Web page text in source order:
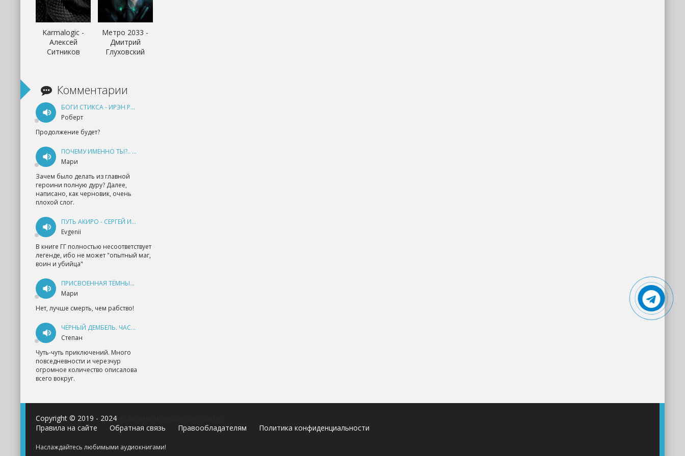
Karmalogic -
Алексей
Ситников
Метро 2033 -
Дмитрий
Глуховский
Комментарии
БОГИ СТИКСА - ИРЭН РУДКЕВИЧ
Роберт
Продолжение будет?
ПОЧЕМУ ИМЕННО ТЫ?.. КНИГА 1 - ЕКАТЕРИНА ЮДИНА
Мари
Зачем было делать из главной
героини полную дуру? Далее,
написано, как черновик, очень
плохой слог.
ПУТЬ АКИРО - СЕРГЕЙ ИЗМАЙЛОВ
Evgenii
В книге ГГ полностью несоответствует
легенде, ибо не может "опытный маг,
воин и убийца"
ПРИСВОЕННАЯ ТЁМНЫМ. ПРОКЛЯТАЯ ЛЮБОВЬ - АННА ГЕРР
Мари
Нет, лучше смерть, чем рабство!
ЧЁРНЫЙ ДЕМБЕЛЬ. ЧАСТЬ 1 - АНДРЕЙ ФЕДИН
Степан
Чуть-чуть приключений. Много
повседневности и черезчур
огромное количество описалова
всего вокруг.
Copyright © 2019 - 2024
Правила на сайте
Обратная связь Правообладателям Политика конфиденциальности
Наслаждайтесь любимыми аудиокнигами!